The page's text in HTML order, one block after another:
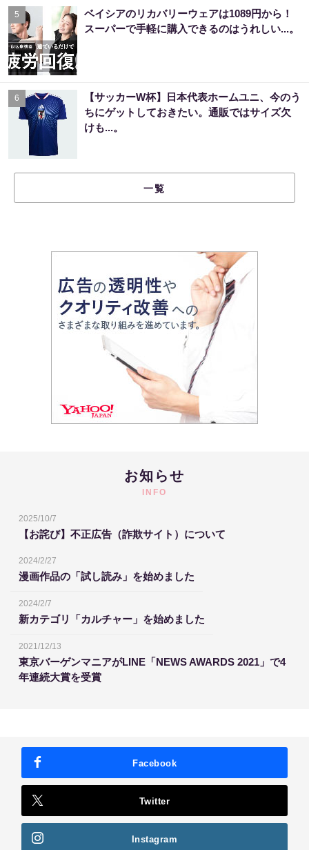
5
ベイシアのリカバリーウェアは1089円から！
スーパーで手軽に購入できるのはうれしい...。
6
【サッカーW杯】日本代表ホームユニ、今のう
ちにゲットしておきたい。通販ではサイズ欠
けも...。
一覧
お知らせ
INFO
2025/10/7
【お詫び】不正広告（詐欺サイト）について
2024/2/27
漫画作品の「試し読み」を始めました
2024/2/7
新カテゴリ「カルチャー」を始めました
2021/12/13
東京バーゲンマニアがLINE「NEWS AWARDS 2021」で4
年連続大賞を受賞
Facebook
Twitter
Instagram